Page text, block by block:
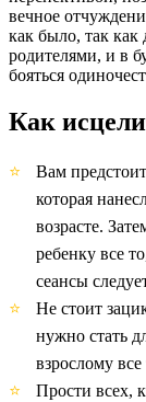
вечное
как было, так как
родителями, и в
бояться
Как
Вам
которая
возрасте.
ребенку все
сеансы
Не стоит
нужно стать
взрослому все
Прости всех,